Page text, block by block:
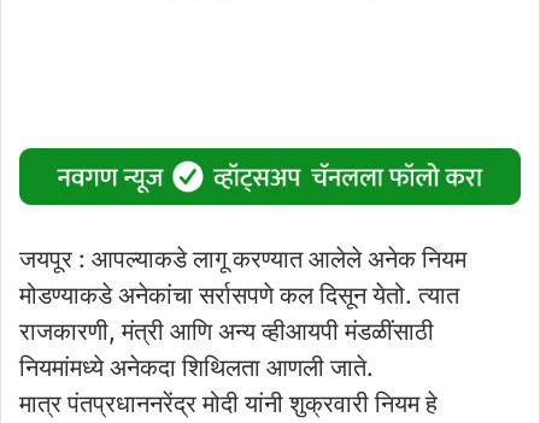
जयपूर : आपल्याकडे लागू करण्यात आलेले अनेक नियम
मोडण्याकडे अनेकांचा सर्रासपणे कल दिसून येतो. त्यात
राजकारणी, मंत्री आणि अन्य व्हीआयपी मंडळींसाठी
नियमांमध्ये अनेकदा शिथिलता आणली जाते.
मात्र पंतप्रधाननरेंद्र मोदी यांनी शुक्रवारी नियम हे